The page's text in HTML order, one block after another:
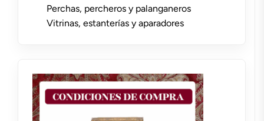
Perchas, percheros y palanganeros
Vitrinas, estanterías y aparadores